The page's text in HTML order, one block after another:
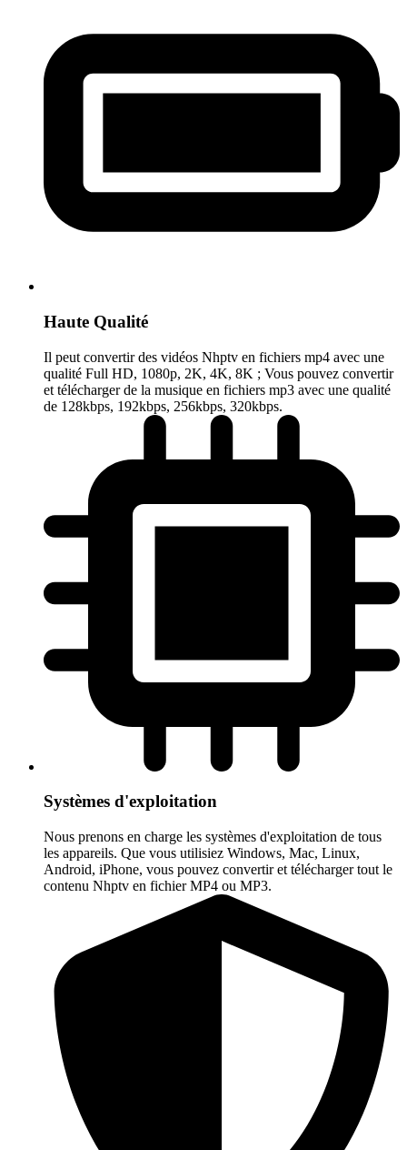
Haute Qualité
Il peut convertir des vidéos Nhptv en fichiers mp4 avec une
qualité Full HD, 1080p, 2K, 4K, 8K ; Vous pouvez convertir
et télécharger de la musique en fichiers mp3 avec une qualité
de 128kbps, 192kbps, 256kbps, 320kbps.
Systèmes d'exploitation
Nous prenons en charge les systèmes d'exploitation de tous
les appareils. Que vous utilisiez Windows, Mac, Linux,
Android, iPhone, vous pouvez convertir et télécharger tout le
contenu Nhptv en fichier MP4 ou MP3.